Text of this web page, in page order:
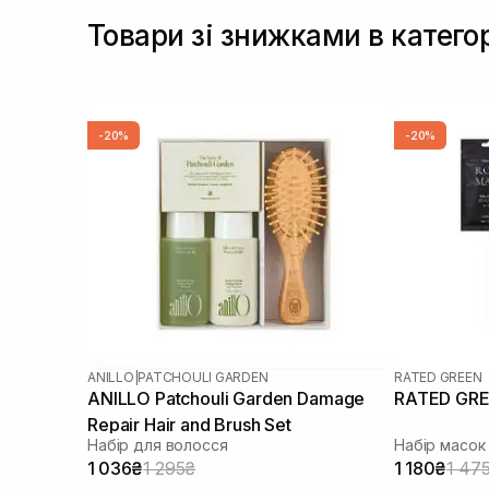
Товари зі знижками в
-20%
ANILLO PATCHOULI GARDEN
ANILLO Patchouli Garden Damage
Repair Hair and Brush Set
Набір для волосся
1 036₴1 295₴
-20%
RATED GREEN
RATED
Набір масок
1 180₴1